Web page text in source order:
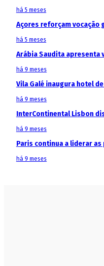
há 5 meses
Açores reforçam vocação
há 5 meses
Arábia Saudita
há 9 meses
Vila Galé inaugura hotel
há 9 meses
InterContinental Lisbon
há 9 meses
Paris continua a liderar
há 9 meses